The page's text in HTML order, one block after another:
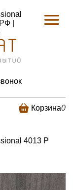
|
Корзина0
4013 P